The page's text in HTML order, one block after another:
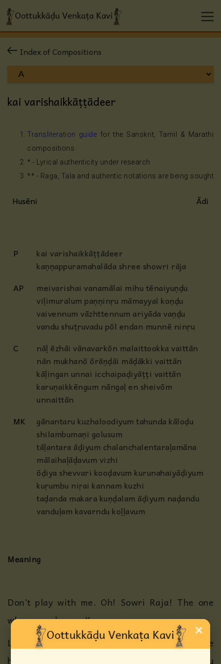
Index of Compositions
kai varishaikkāṭṭādeer
Transliteration guide for the Sanskrit, Tamil & Marathi
compositions
* - Lyrical authenticity under research
** - Raga, Tala and authentic notations are being sought
Husēni Ādi
P
kai varishaikkāṭṭādeer
kaṇṇappuramahalāda shree showri rāja
AP
meivarishai vanamālai mihu tēnaiyuṇḍu
viḷimuralum paṇṇinṛu māmayyal koṇḍu
vaivennum vāzhttennum ariyāda vaṇḍu
vandu shuṭṛuvadu pōl endan munnē ninṛu
C
nāḷ ēzhāi vānavarkōn malaittookka vaittān
nān mukhanō ōrāṇḍāi māḍākki vaittān
kāḷingan unnai icchaipaḍiyāṭṭi vaittān
karuṇaikkēngum nāngaḷ en sheivōm
unnaittān
MK
gānantaru kuzhaloodiyum tahunda kāloḍu
shilambumaṇi golusum
tāḷantara āḍiyum chalanchalentaraḷamāna
mālaihaḷāḍavum vizhi
ōḍiya shevvari kooḍavum kurunahaiyāḍiyum
kuṛumbu niṛai kannam kuzhi
taḍanda makara kuṇḍalam āḍiyum naḍandu
vanduḷam kavarndu koḷḷavum
Meaning
Don’t play with me. Oh! Sowri Raja! The one
who never leaves Kannapuram.
Like the bee which gets intoxicated by the
honey it drank from the flowers (vanamala) you
×